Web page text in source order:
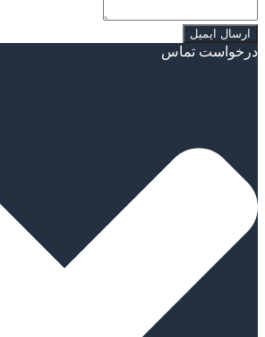
درخواست تماس